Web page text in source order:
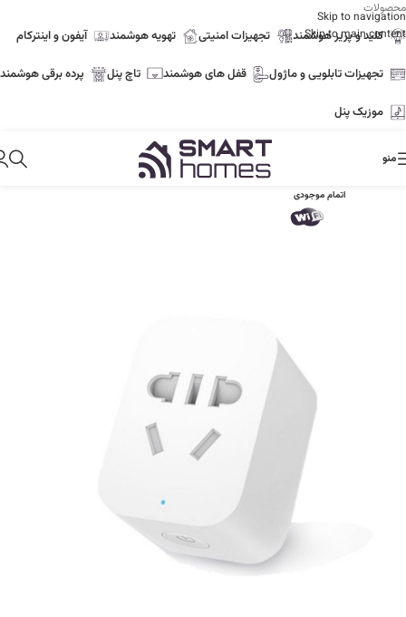
Skip to navigation
Skip to main content
محصولات
کلید و پریز هوشمند تجهیزات امنیتی تهویه هوشمند آیفون و اینترکام
تجهیزات تابلویی و ماژول قفل های هوشمند تاچ پنل پرده برقی هوشمند
موزیک پنل
منو
اتمام موجودی